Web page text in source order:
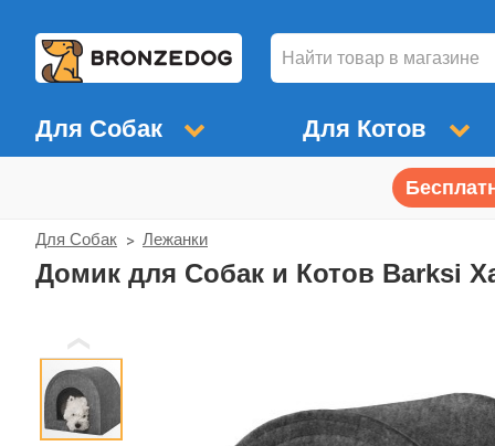
Для Собак Для Котов
Для Собак Лежанки
Домик для Собак и Котов Barksi